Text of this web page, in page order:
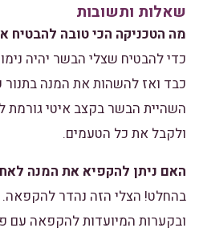
שאלות ותשובות
מה הטכניקה הכי טובה להבטיח
כדי להבטיח שצלי הבשר יהיה
כבד ואז להשהות את המנה
השהיית הבשר בקצב איטי גורמת
ולקבל את כל הטעמים.
האם ניתן להקפיא את המנה
בהחלט! הצלי הזה נהדר
ובקערות המיועדות להקפאה עם